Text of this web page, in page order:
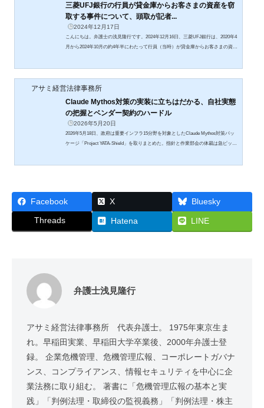
三菱UFJ銀行の行員が貸金庫からお客さまの資産を窃
取する事件について、頭取が記者...
2024年12月17日
こんにちは。弁護士の浅見隆行です。2024年12月16日、三菱UFJ銀行は、2020年4
月から2024年10月の約4年半にわたって行員（当時）が貸金庫からお客さまの資産
か」「行員の名前は発表しないのか」など批判する声も出ていました。そこで、
今回は、事案の発覚からその後の危機管理広報について取り上げます。...
アサミ経営法律事務所
Claude Mythos対策の実装に立ちはだかる、自社実態
の把握とベンダー契約のハードル
2026年5月20日
2026年5月18日、政府は重要インフラ15分野を対象としたClaude Mythos対策パッ
ケージ「Project YATA-Shield」を取りまとめた。指針と作業部会の体裁は急ピッチ
Facebook X Bluesky
Threads Hatena LINE
弁護士浅見隆行
アサミ経営法律事務所 代表弁護士。 1975年東京生ま
れ。早稲田実業、早稲田大学卒業後、2000年弁護士登
録。 企業危機管理、危機管理広報、コーポレートガバナ
ンス、コンプライアンス、情報セキュリティを中心に企
業法務に取り組む。 著書に「危機管理広報の基本と実
践」「判例法理・取締役の監視義務」「判例法理・株主